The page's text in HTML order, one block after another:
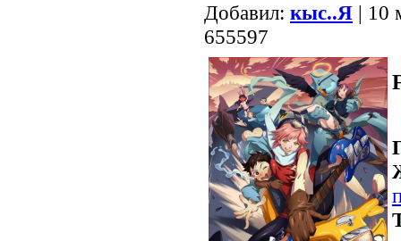
Добавил: кыс..Я | 10
655597